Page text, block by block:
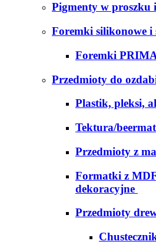
Pigmenty w proszku
Foremki silikonowe i
Foremki
Przedmioty do
Plastik, pleksi,
Tektura/beermat
Przedmioty z
Formatki z
dekoracyjne
Przedmioty